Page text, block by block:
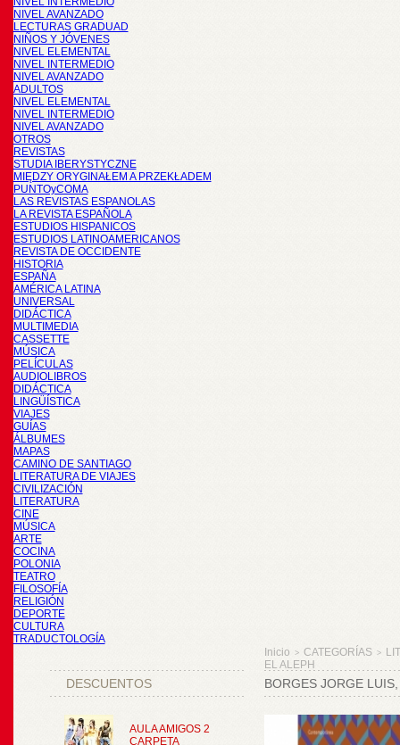
NIVEL AVANZADO
LECTURAS GRADUAD
NIÑOS Y JÓVENES
NIVEL ELEMENTAL
NIVEL INTERMEDIO
NIVEL AVANZADO
ADULTOS
NIVEL ELEMENTAL
NIVEL INTERMEDIO
NIVEL AVANZADO
OTROS
REVISTAS
STUDIA IBERYSTYCZNE
MIĘDZY ORYGINAŁEM A PRZEKŁADEM
PUNTOyCOMA
LAS REVISTAS ESPANOLAS
LA REVISTA ESPAÑOLA
ESTUDIOS HISPANICOS
ESTUDIOS LATINOAMERICANOS
REVISTA DE OCCIDENTE
HISTORIA
ESPAÑA
AMÉRICA LATINA
UNIVERSAL
DIDÁCTICA
MULTIMEDIA
CASSETTE
MÚSICA
PELÍCULAS
AUDIOLIBROS
DIDÁCTICA
LINGÜÍSTICA
VIAJES
GUÍAS
ÁLBUMES
MAPAS
CAMINO DE SANTIAGO
LITERATURA DE VIAJES
CIVILIZACIÓN
LITERATURA
CINE
MÚSICA
ARTE
COCINA
POLONIA
TEATRO
FILOSOFÍA
RELIGIÓN
DEPORTE
CULTURA
TRADUCTOLOGÍA
DESCUENTOS
AULA AMIGOS 2
CARPETA
Inicio > CATEGORÍAS >
EL ALEPH
BORGES JORGE